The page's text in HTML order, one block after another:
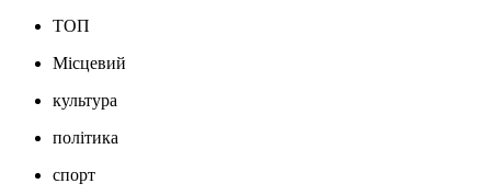
ТОП
Місцевий
культура
політика
спорт